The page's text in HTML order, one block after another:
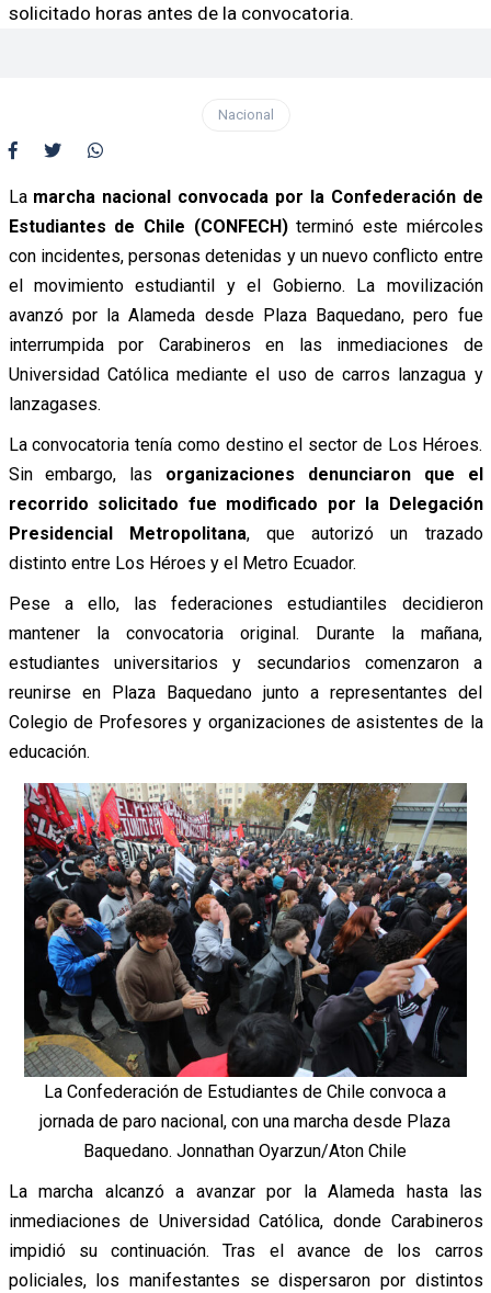
solicitado horas antes de la convocatoria.
Nacional
La marcha nacional convocada por la Confederación de
Estudiantes de Chile (CONFECH)terminó este miércoles
con incidentes, personas detenidas y un nuevo conflicto entre
el movimiento estudiantil y el Gobierno. La movilización
avanzó por la Alameda desde Plaza Baquedano, pero fue
interrumpida por Carabineros en las inmediaciones de
Universidad Católica mediante el uso de carros lanzagua y
lanzagases.
La convocatoria tenía como destino el sector de Los Héroes.
Sin embargo, las organizaciones denunciaron que el
recorrido solicitado fue modificado por la Delegación
Presidencial Metropolitana, que autorizó un trazado
distinto entre Los Héroes y el Metro Ecuador.
Pese a ello, las federaciones estudiantiles decidieron
mantener la convocatoria original. Durante la mañana,
estudiantes universitarios y secundarios comenzaron a
reunirse en Plaza Baquedano junto a representantes del
Colegio de Profesores y organizaciones de asistentes de la
educación.
La Confederación de Estudiantes de Chile convoca a
jornada de paro nacional, con una marcha desde Plaza
Baquedano. Jonnathan Oyarzun/Aton Chile
La marcha alcanzó a avanzar por la Alameda hasta las
inmediaciones de Universidad Católica, donde Carabineros
impidió su continuación. Tras el avance de los carros
policiales, los manifestantes se dispersaron por distintos